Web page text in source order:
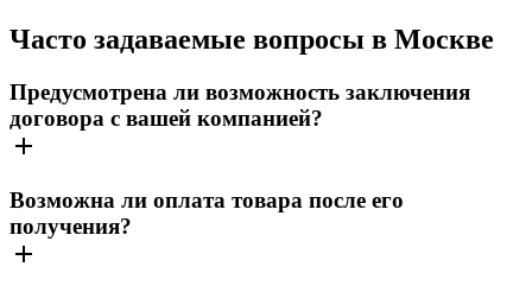
Часто задаваемые вопросы в Москве
Предусмотрена ли возможность заключения
договора с вашей компанией?
Возможна ли оплата товара после его
получения?